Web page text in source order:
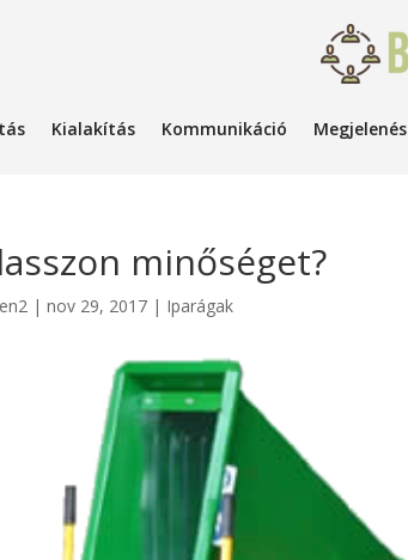
Kialakítás Kommunikáció Megjelenés
minőséget?
|nov 29, 2017 | Iparágak